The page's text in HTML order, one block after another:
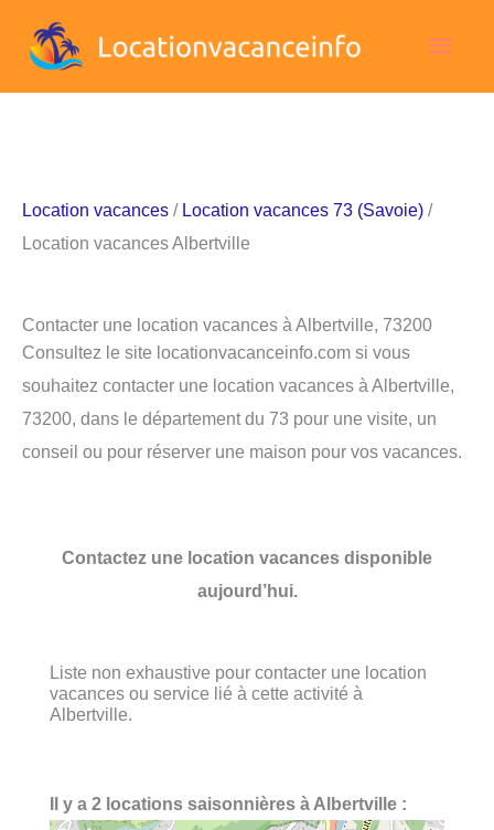
Location vacances / Location vacances 73 (Savoie) /
Location vacances Albertville
Contacter une location vacances à Albertville, 73200
Consultez le site locationvacanceinfo.com si vous
souhaitez contacter une location vacances à Albertville,
73200, dans le département du 73 pour une visite, un
conseil ou pour réserver une maison pour vos vacances.
Contactez une location vacances disponible
aujourd’hui.
Liste non exhaustive pour contacter une location
vacances ou service lié à cette activité à
Albertville.
Il y a 2 locations saisonnières à Albertville :